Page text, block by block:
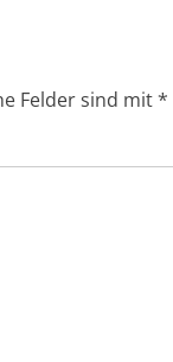
Felder sind mit*